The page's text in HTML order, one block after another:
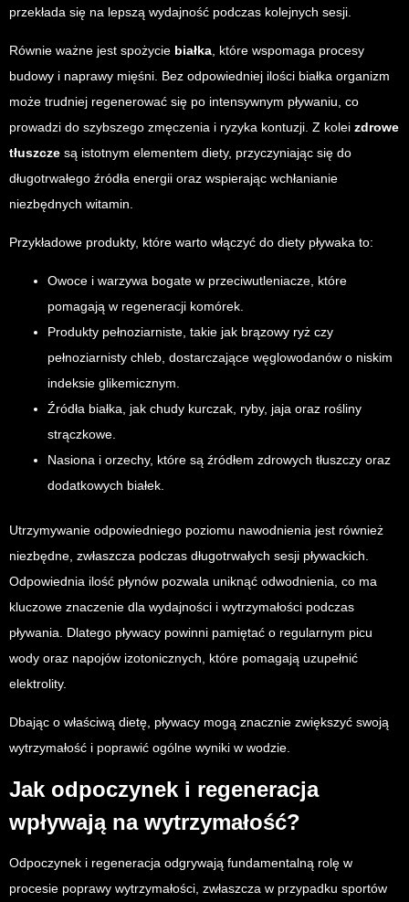
przekłada się na lepszą wydajność podczas kolejnych sesji.
Równie ważne jest spożycie białka , które wspomaga procesy
budowy i naprawy mięśni. Bez odpowiedniej ilości białka organizm
może trudniej regenerować się po intensywnym pływaniu, co
prowadzi do szybszego zmęczenia i ryzyka kontuzji. Z kolei zdrowe
tłuszcze są istotnym elementem diety, przyczyniając się do
długotrwałego źródła energii oraz wspierając wchłanianie
niezbędnych witamin.
Przykładowe produkty, które warto włączyć do diety pływaka to:
Owoce i warzywa bogate w przeciwutleniacze, które
pomagają w regeneracji komórek.
Produkty pełnoziarniste, takie jak brązowy ryż czy
pełnoziarnisty chleb, dostarczające węglowodanów o niskim
indeksie glikemicznym.
Źródła białka, jak chudy kurczak, ryby, jaja oraz rośliny
strączkowe.
Nasiona i orzechy, które są źródłem zdrowych tłuszczy oraz
dodatkowych białek.
Utrzymywanie odpowiedniego poziomu nawodnienia jest również
niezbędne, zwłaszcza podczas długotrwałych sesji pływackich.
Odpowiednia ilość płynów pozwala uniknąć odwodnienia, co ma
kluczowe znaczenie dla wydajności i wytrzymałości podczas
pływania. Dlatego pływacy powinni pamiętać o regularnym picu
wody oraz napojów izotonicznych, które pomagają uzupełnić
elektrolity.
Dbając o właściwą dietę, pływacy mogą znacznie zwiększyć swoją
wytrzymałość i poprawić ogólne wyniki w wodzie.
Jak odpoczynek i regeneracja
wpływają na wytrzymałość?
Odpoczynek i regeneracja odgrywają fundamentalną rolę w
procesie poprawy wytrzymałości, zwłaszcza w przypadku sportów